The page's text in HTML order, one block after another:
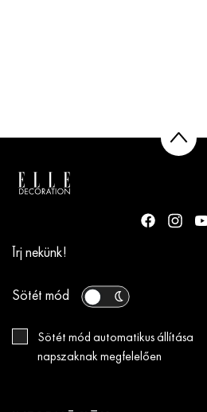
Írj nekünk!
Sötét mód
Sötét mód automatikus állítása
napszaknak megfelelően